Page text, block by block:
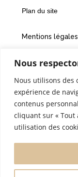
Nous
Nous utilisons des
expérience de
contenus
cliquant sur « Tout
utilisation des
Plan du site
Mentions légales
Conditions
Politiques de
Cookies